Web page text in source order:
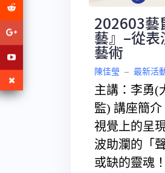
202603藝
藝』–從
藝術
陳佳瑩 – 最新活
主講：李勇(
監) 講座簡
視覺上的呈
波助瀾的「
或缺的靈魂